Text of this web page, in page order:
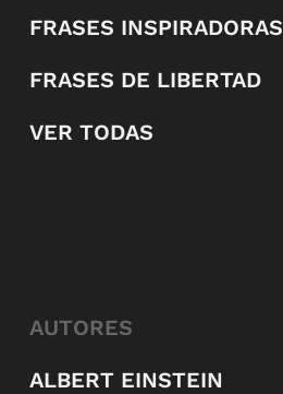
FRASES INSPIRADORAS
FRASES DE LIBERTAD
VER TODAS
AUTORES
ALBERT EINSTEIN